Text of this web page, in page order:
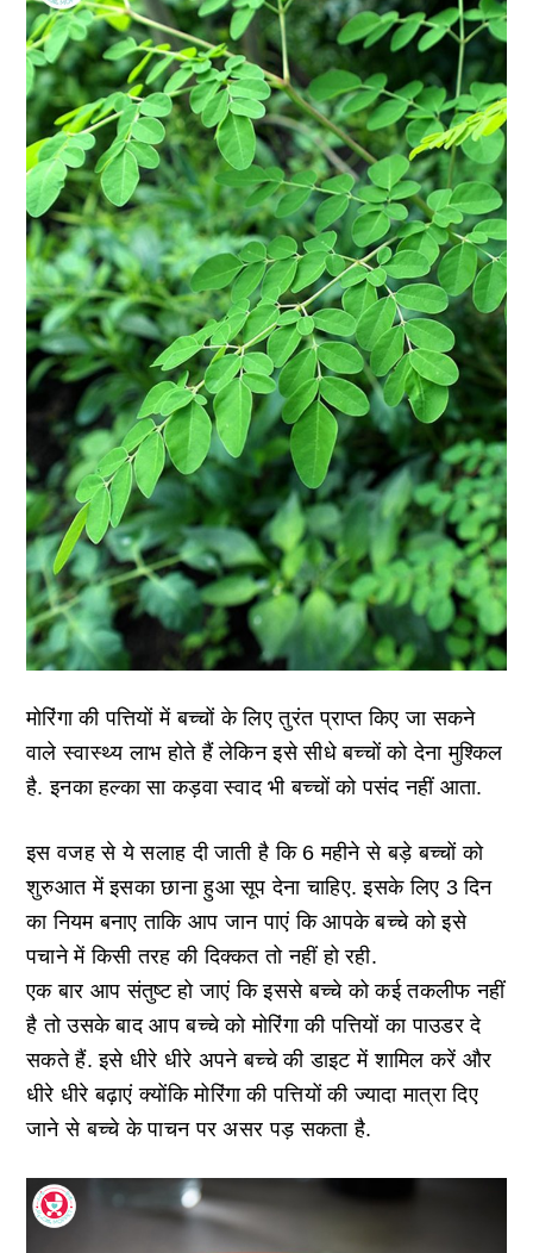
मोरिंगा की पत्तियों में बच्चों के लिए तुरंत प्राप्त किए जा सकने
वाले स्वास्थ्य लाभ होते हैं लेकिन इसे सीधे बच्चों को देना मुश्किल
है. इनका हल्का सा कड़वा स्वाद भी बच्चों को पसंद नहीं आता.
इस वजह से ये सलाह दी जाती है कि 6 महीने से बड़े बच्चों को
शुरुआत में इसका छाना हुआ सूप देना चाहिए. इसके लिए 3 दिन
का नियम बनाए ताकि आप जान पाएं कि आपके बच्चे को इसे
पचाने में किसी तरह की दिक्कत तो नहीं हो रही.
एक बार आप संतुष्ट हो जाएं कि इससे बच्चे को कई तकलीफ नहीं
है तो उसके बाद आप बच्चे को मोरिंगा की पत्तियों का पाउडर दे
सकते हैं. इसे धीरे धीरे अपने बच्चे की डाइट में शामिल करें और
धीरे धीरे बढ़ाएं क्योंकि मोरिंगा की पत्तियों की ज्यादा मात्रा दिए
जाने से बच्चे के पाचन पर असर पड़ सकता है.